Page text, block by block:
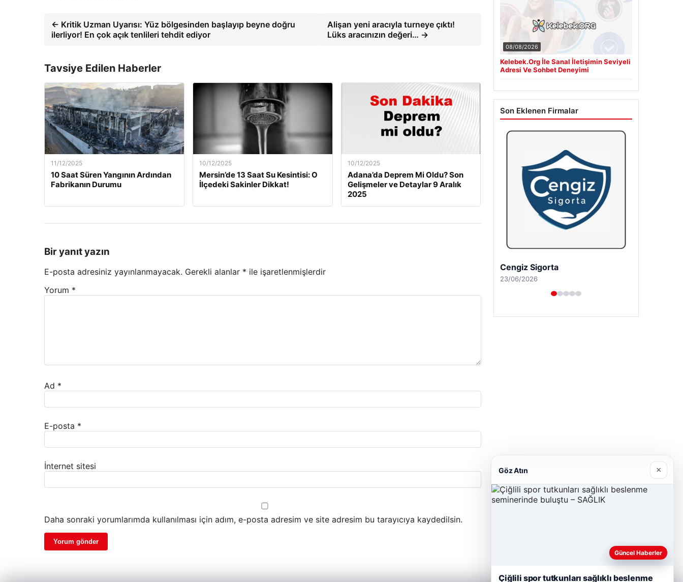
← Kritik Uzman Uyarısı: Yüz bölgesinden başlayıp beyne doğru
ilerliyor! En çok açık tenlileri tehdit ediyor
Alişan yeni aracıyla turneye çıktı!
Lüks aracınızın değeri… →
Tavsiye Edilen Haberler
11/12/2025
10 Saat Süren Yangının Ardından
Fabrikanın Durumu
10/12/2025
Mersin’de 13 Saat Su Kesintisi: O
İlçedeki Sakinler Dikkat!
10/12/2025
Adana’da Deprem Mi Oldu? Son
Gelişmeler ve Detaylar 9 Aralık
2025
Bir yanıt yazın
E-posta adresiniz yayınlanmayacak. Gerekli alanlar * ile işaretlenmişlerdir
Yorum *
Ad *
E-posta *
İnternet sitesi
Daha sonraki yorumlarımda kullanılması için adım, e-posta adresim ve site adresim bu tarayıcıya kaydedilsin.
08/08/2026
Kelebek.Org İle Sanal İletişimin Seviyeli
Adresi Ve Sohbet Deneyimi
Son Eklenen Firmalar
Cengiz Sigorta
23/06/2026
Göz Atın ×
Güncel Haberler
Çiğlili spor tutkunları sağlıklı beslenme